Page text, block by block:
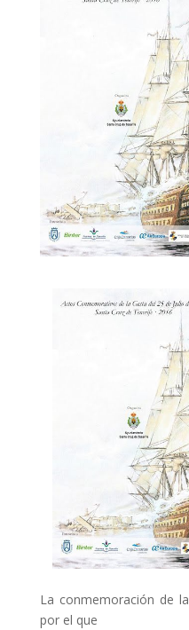
La conmemoración de la
por el que